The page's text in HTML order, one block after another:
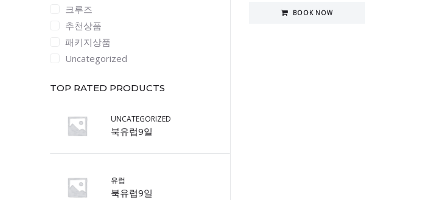
크루즈
추천상품
패키지상품
Uncategorized
TOP RATED PRODUCTS
UNCATEGORIZED
북유럽9일
유럽
북유럽9일
BOOK NOW